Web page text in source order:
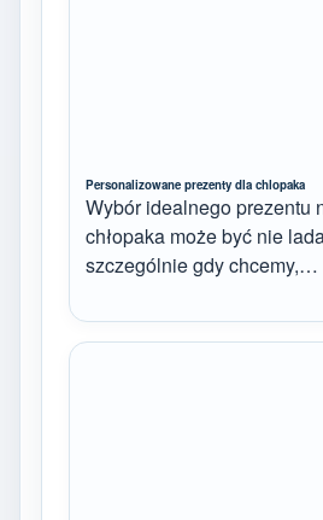
Personalizowane prezenty dla chlopaka
Wybór idealnego prezentu
chłopaka może być nie
szczególnie gdy chcemy,…